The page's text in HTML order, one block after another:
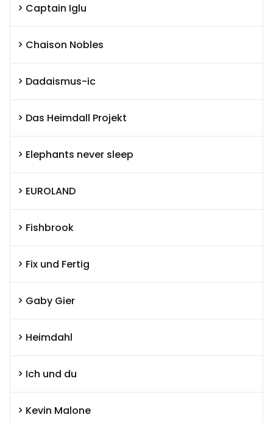
Captain Iglu
Chaison Nobles
Dadaismus-ic
Das Heimdall Projekt
Elephants never sleep
EUROLAND
Fishbrook
Fix und Fertig
Gaby Gier
Heimdahl
Ich und du
Kevin Malone